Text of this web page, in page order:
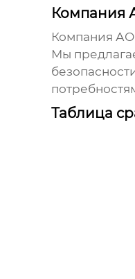
Компания
Компания АО
Мы
Таблица